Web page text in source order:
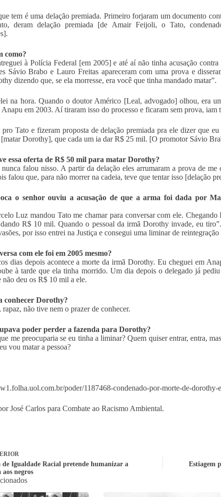
tem é uma delação premiada. Primeiro forjaram um documento
deram delação premiada [de Amair Feijoli, o Tato,
como?
à Polícia Federal [em 2005] e até aí não tinha acusação
Sávio Brabo e Lauro Freitas apareceram com uma prova e
dizendo que, se ela morresse, era você que tinha mandado matar”.
na hora. Quando o doutor Américo [Leal, advogado] olhou, era
em 2003. Aí tiraram isso do processo e ficaram sem prova, iam
pro Tato e fizeram proposta de delação premiada pra ele dizer que
[matar Dorothy], que cada um ia dar R$ 25 mil. [O promotor Sávio
essa oferta de R$ 50 mil para matar Dorothy?
falou nisso. A partir da delação eles arrumaram a prova de
falou que, para não morrer na cadeia, teve que tentar isso [delação
o senhor ouviu a acusação de que a arma foi dada por
Luz mandou Tato me chamar para conversar com ele.
dando R$ 10 mil. Quando o pessoal da irmã Dorothy invade, eu
por isso entrei na Justiça e consegui uma liminar de
com ele foi em 2005 mesmo?
dias depois acontece a morte da irmã Dorothy. Eu cheguei em
à tarde que ela tinha morrido. Um dia depois o delegado já
não deu os R$ 10 mil a ele.
conhecer Dorothy?
não tive nem o prazer de conhecer.
poder perder a fazenda para Dorothy?
me preocuparia se eu tinha a liminar? Quem quiser entrar, entra,
vou matar a pessoa?
poder/1187468-condenado-por-morte-de-dorothy-
José Carlos para Combate ao Racismo Ambiental.
de Igualdade Racial pretende humanizar a
aos negros
Estiagem